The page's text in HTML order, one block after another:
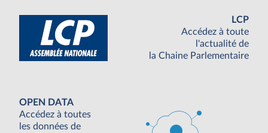
LCP
Accédez à toute
l'actualité de
la Chaine Parlementaire
OPEN DATA
Accédez à toutes
les données de